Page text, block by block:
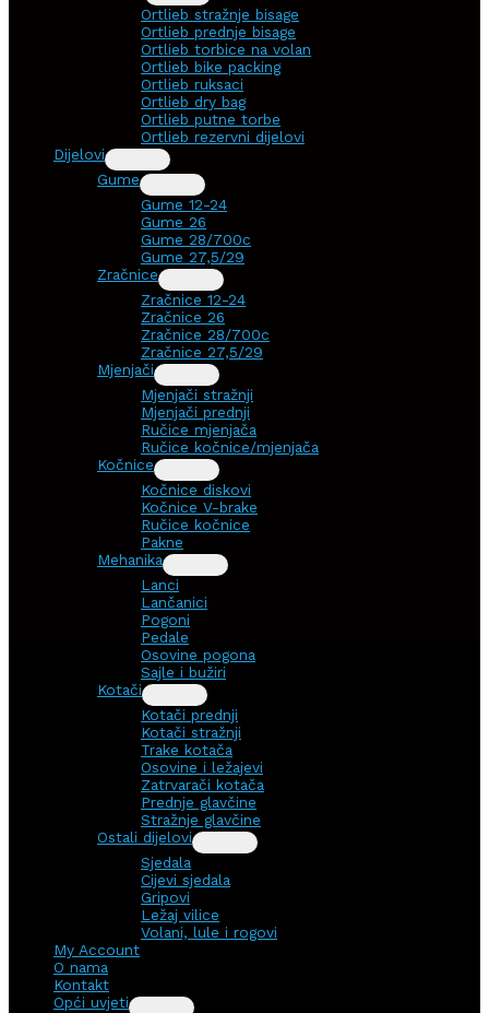
Ortlieb stražnje bisage
Ortlieb prednje bisage
Ortlieb torbice na volan
Ortlieb bike packing
Ortlieb ruksaci
Ortlieb dry bag
Ortlieb putne torbe
Ortlieb rezervni dijelovi
Dijelovi
Gume
Gume 12-24
Gume 26
Gume 28/700c
Gume 27,5/29
Zračnice
Zračnice 12-24
Zračnice 26
Zračnice 28/700c
Zračnice 27,5/29
Mjenjači
Mjenjači stražnji
Mjenjači prednji
Ručice mjenjača
Ručice kočnice/mjenjača
Kočnice
Kočnice diskovi
Kočnice V-brake
Ručice kočnice
Pakne
Mehanika
Lanci
Lančanici
Pogoni
Pedale
Osovine pogona
Sajle i bužiri
Kotači
Kotači prednji
Kotači stražnji
Trake kotača
Osovine i ležajevi
Zatrvarači kotača
Prednje glavčine
Stražnje glavčine
Ostali dijelovi
Sjedala
Cijevi sjedala
Gripovi
Ležaj vilice
Volani, lule i rogovi
My Account
O nama
Kontakt
Opći uvjeti